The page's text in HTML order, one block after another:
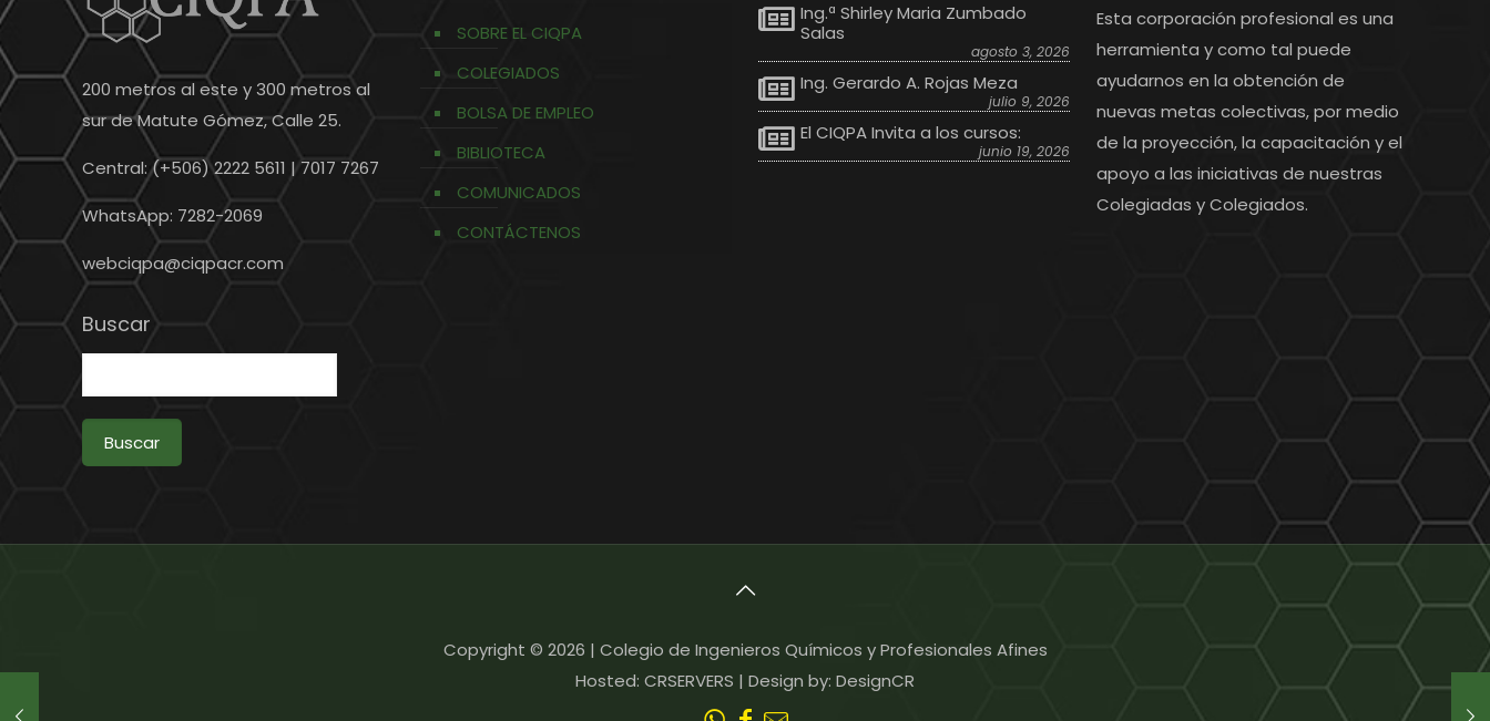
200 metros al este y 300 metros al
sur de Matute Gómez, Calle 25.
Central: (+506) 2222 5611 | 7017 7267
WhatsApp: 7282-2069
webciqpa@ciqpacr.com
Buscar
Buscar
SOBRE EL CIQPA
COLEGIADOS
BOLSA DE EMPLEO
BIBLIOTECA
COMUNICADOS
CONTÁCTENOS
Ing.ª Shirley Maria Zumbado
Salas
agosto 3, 2026
Ing. Gerardo A. Rojas Meza
julio 9, 2026
El CIQPA Invita a los cursos:
junio 19, 2026
Esta corporación profesional es una
herramienta y como tal puede
ayudarnos en la obtención de
nuevas metas colectivas, por medio
de la proyección, la capacitación y el
apoyo a las iniciativas de nuestras
Colegiadas y Colegiados.
Copyright © 2026 | Colegio de Ingenieros Químicos y Profesionales Afines
Hosted: CRSERVERS | Design by: DesignCR